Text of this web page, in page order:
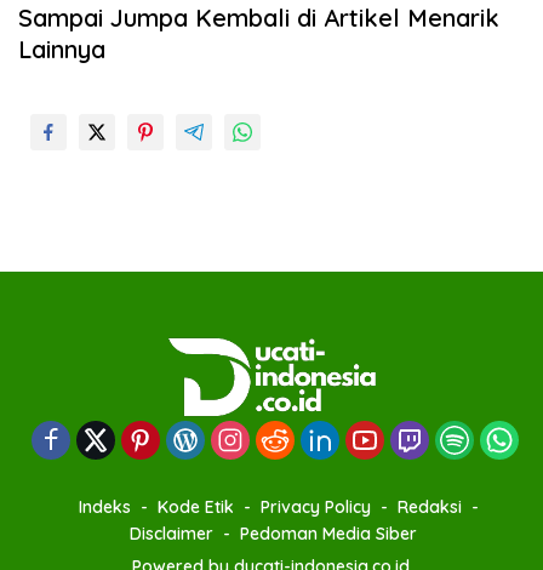
Sampai Jumpa Kembali di Artikel Menarik
Lainnya
Indeks Kode Etik Privacy Policy
Redaksi
Disclaimer
Pedoman Media Siber